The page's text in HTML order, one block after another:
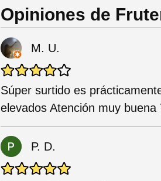
Opiniones de
M. U.
Súper surtido es
elevados Atención muy
P. D.